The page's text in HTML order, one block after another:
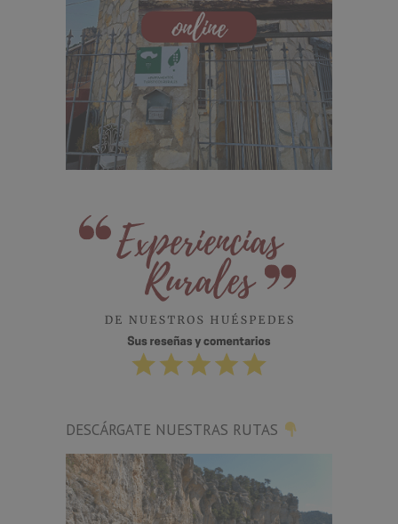
DESCÁRGATE NUESTRAS RUTAS